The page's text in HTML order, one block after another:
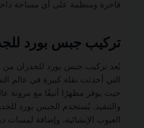
فاخرة ومنظمة على أي مساحة
تركيب جبس بورد
يُعد تركيب جبس بورد للجدران من
التي أحدثت نقلة كبيرة في عالم
حيث يوفر مظهرًا أنيقًا مع مرونة
والتنفيذ. يُستخدم الجبس بورد
العيوب الإنشائية، وإضافة لمسات